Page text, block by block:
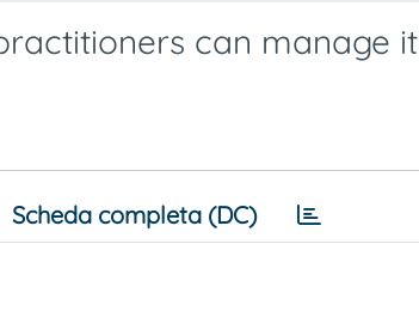
can manage it
Scheda completa (DC)